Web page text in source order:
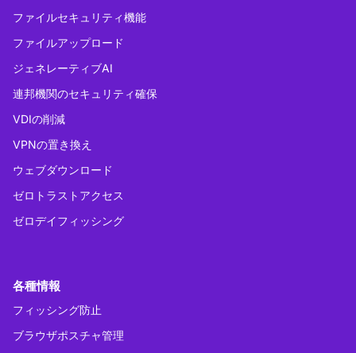
ファイルセキュリティ機能
ファイルアップロード
ジェネレーティブAI
連邦機関のセキュリティ確保
VDIの削減
VPNの置き換え
ウェブダウンロード
ゼロトラストアクセス
ゼロデイフィッシング
各種情報
フィッシング防止
ブラウザポスチャ管理